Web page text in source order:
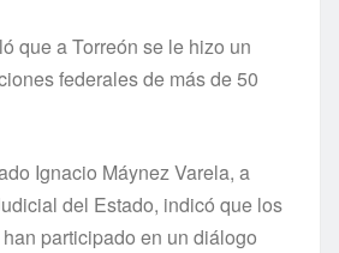
que a Torreón se le hizo un
federales de más de 50
Ignacio Máynez Varela, a
del Estado, indicó que los
participado en un diálogo